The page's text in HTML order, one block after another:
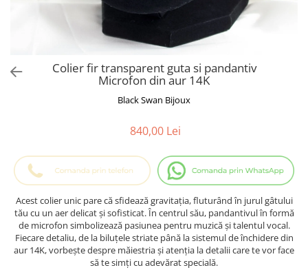
Cadouri pentru Absolvire
Cadou Educatoare / Invatatoare /
Cadouri Cupluri
Bijuterii Pasiuni & Hobby
Bijuterii cu mesaj Motivational
Bijuterii personalizate cu poza
Colier fir transparent guta si pandantiv
Microfon din aur 14K
Black Swan Bijoux
840,00 Lei
Acest colier unic pare că sfidează gravitația, fluturând în jurul gâtului
tău cu un aer delicat și sofisticat. În centrul său, pandantivul în formă
de microfon simbolizează pasiunea pentru muzică și talentul vocal.
Fiecare detaliu, de la biluțele striate până la sistemul de închidere din
aur 14K, vorbește despre măiestria și atenția la detalii care te vor face
să te simți cu adevărat specială.